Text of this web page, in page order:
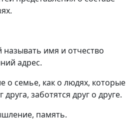
имя и отчество
адрес.
о семье, как о людях, которые
заботятся друг о друге.
память.